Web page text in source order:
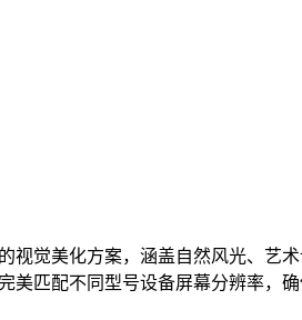
视觉美化方案，涵盖自然风光、艺
美匹配不同型号设备屏幕分辨率，